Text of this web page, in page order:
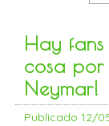
Hay
cosa
Neymar!
Publicado 12/